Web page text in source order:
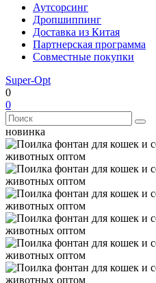
Аутсорсинг
Дропшиппинг
Доставка из Китая
Партнерская программа
Совместные покупки
Super-Opt
0
0
новинка